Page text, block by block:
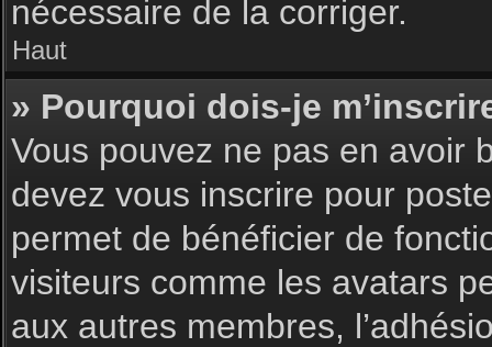
nécessaire de la corriger.
Haut
» Pourquoi dois-je
Vous pouvez ne pas en avoir
devez vous inscrire pour
permet de bénéficier de
visiteurs comme les avatars
aux autres membres,